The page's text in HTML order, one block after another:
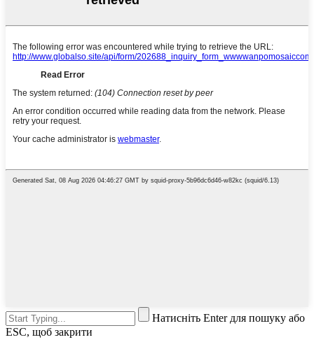
Натисніть Enter для пошуку або
ESC, щоб закрити